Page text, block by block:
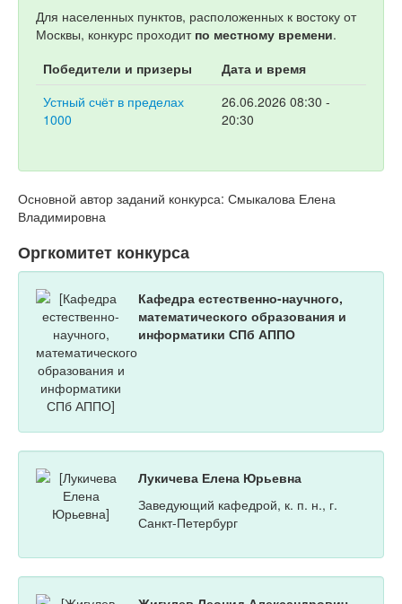
Для населенных пунктов, расположенных к востоку от
Москвы, конкурс проходит по местному времени.
Победители и призеры
Дата и время
Устный счёт в пределах
1000
26.06.2026 08:30 -
20:30
Основной автор заданий конкурса: Смыкалова Елена
Владимировна
Оргкомитет конкурса
Кафедра естественно-научного,
математического образования и
информатики СПб АППО
Лукичева Елена Юрьевна
Заведующий кафедрой, к. п. н., г.
Санкт-Петербург